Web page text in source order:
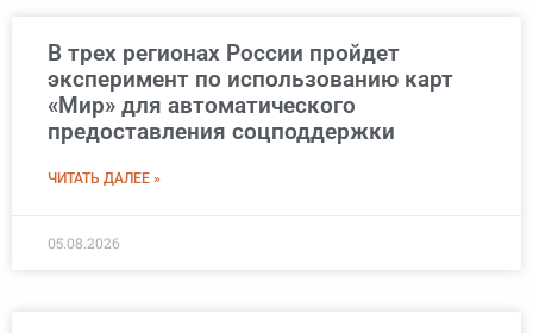
В трех регионах России пройдет
эксперимент по использованию карт
«Мир» для автоматического
предоставления соцподдержки
ЧИТАТЬ ДАЛЕЕ »
05.08.2026